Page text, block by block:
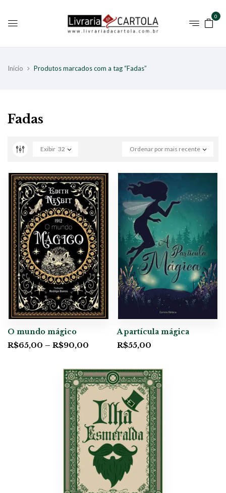
0
Início Produtos marcados com a tag “Fadas”
Fadas
Ordenar por mais recente
Exibir 32
O mundo mágico
R$65,00 – R$90,00
A partícula mágica
R$55,00